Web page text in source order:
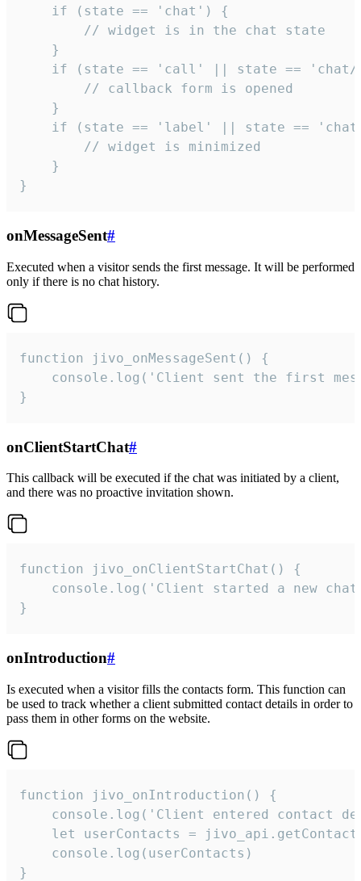
    if (state == 'chat') {
        // widget is in the chat state
    }
if (state == 'call' || state ==
        // callback form is opened
    }
if (state == 'label' || state ==
        // widget is minimized
    }
}
onMessageSent#
Executed when a visitor sends the first message. It will be performed
only if there is no chat history.
function jivo_onMessageSent() {
console.log('Client sent the first
}
onClientStartChat#
This callback will be executed if the chat was initiated by a client,
and there was no proactive invitation shown.
function jivo_onClientStartChat() {
console.log('Client started a new
}
onIntroduction#
Is executed when a visitor fills the contacts form. This function can
be used to track whether a client submitted contact details in order to
pass them in other forms on the website.
function jivo_onIntroduction() {
console.log('Client entered contact
let userContacts =
    console.log(userContacts)
}